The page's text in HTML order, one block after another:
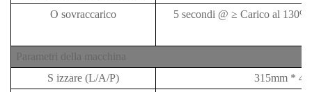
O sovraccarico 5 secondi @ ≥ Carico al
Parametri della macchina
S izzare (L/A/P) 315mm *